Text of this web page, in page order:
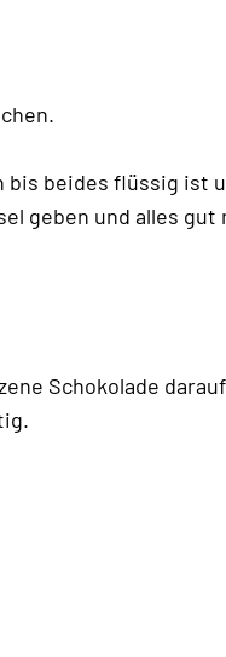
beides flüssig ist
geben und alles gut
Schokolade